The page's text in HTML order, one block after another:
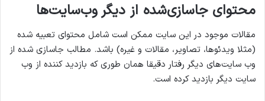
محتوای جاسازی‌شده از دیگر وب‌سایت‌ها
مقالات موجود در این سایت ممکن است شامل محتوای تعبیه شده
(مثلا ویدئوها، تصاویر، مقالات و غیره) باشد. مطالب جاسازی شده از
وب سایت‌های دیگر رفتار دقیقا همان طوری که بازدید کننده از وب
سایت دیگر بازدید کرده است.